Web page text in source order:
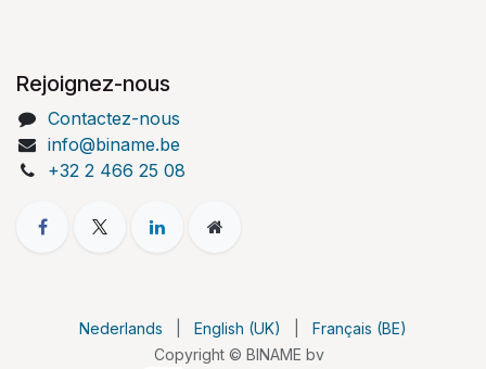
Rejoignez-nous
Contactez-nous
info@biname.be
+32 2 466 25 08
Copyright © BINAME bv
Nederlands English (UK) Français (BE)